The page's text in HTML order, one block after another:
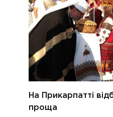
На Прикарпатті
проща